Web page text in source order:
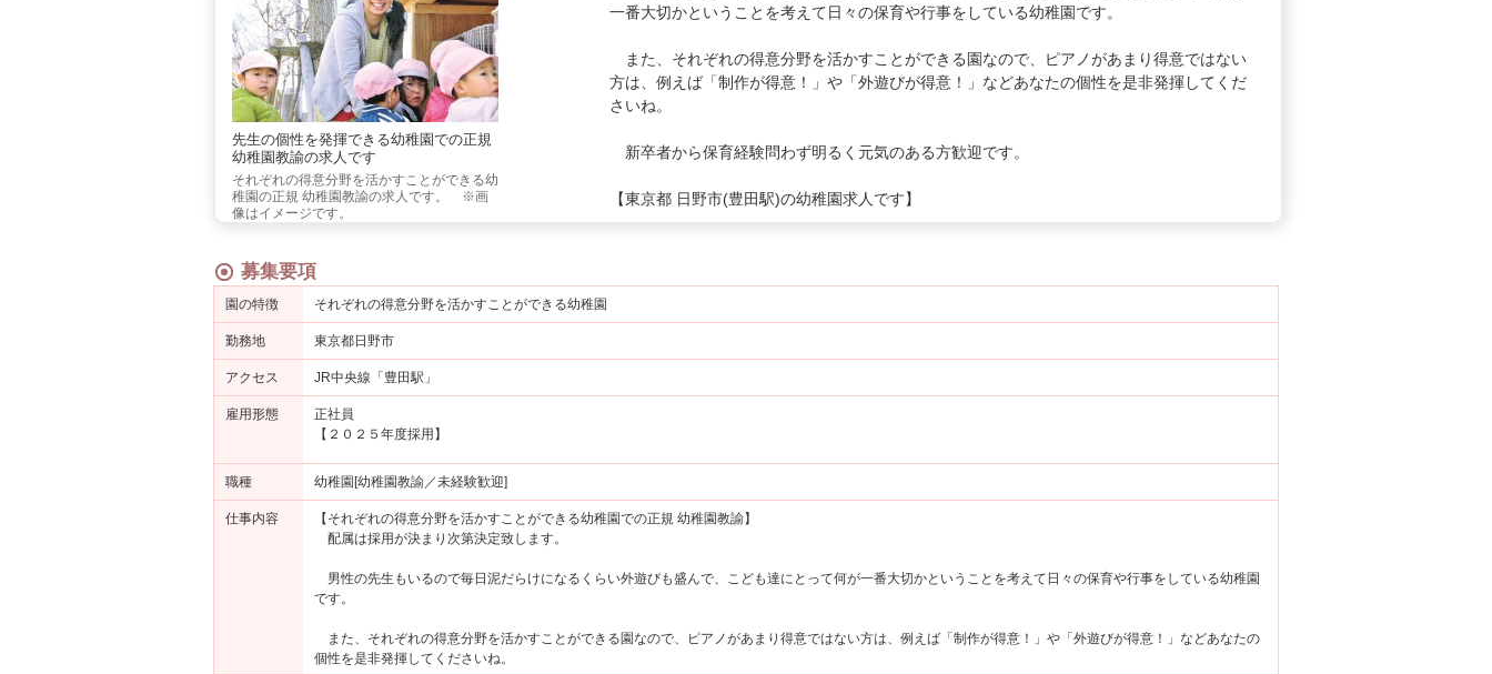
先生の個性を発揮できる幼稚園での正規
幼稚園教諭の求人です
それぞれの得意分野を活かすことができる幼
稚園の正規 幼稚園教諭の求人です。 ※画
像はイメージです。
一番大切かということを考えて日々の保育や行事をしている幼稚園です。
また、それぞれの得意分野を活かすことができる園なので、ピアノがあまり得意ではない
方は、例えば「制作が得意！」や「外遊びが得意！」などあなたの個性を是非発揮してくだ
さいね。
新卒者から保育経験問わず明るく元気のある方歓迎です。
【東京都 日野市(豊田駅)の幼稚園求人です】
募集要項
園の特徴 それぞれの得意分野を活かすことができる幼稚園
勤務地 東京都日野市
アクセス JR中央線「豊田駅」
雇用形態
正社員
【２０２５年度採用】
職種 幼稚園[幼稚園教諭／未経験歓迎]
仕事内容
【それぞれの得意分野を活かすことができる幼稚園での正規 幼稚園教諭】
配属は採用が決まり次第決定致します。
男性の先生もいるので毎日泥だらけになるくらい外遊びも盛んで、こども達にとって何が一番大切かということを考えて日々の保育や行事をしている幼稚園
です。
また、それぞれの得意分野を活かすことができる園なので、ピアノがあまり得意ではない方は、例えば「制作が得意！」や「外遊びが得意！」などあなたの
個性を是非発揮してくださいね。